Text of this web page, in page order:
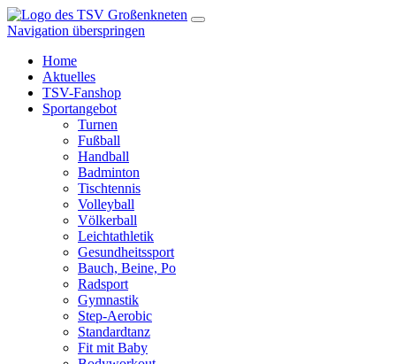
Navigation überspringen
Home
Aktuelles
TSV-Fanshop
Sportangebot
Turnen
Fußball
Handball
Badminton
Tischtennis
Volleyball
Völkerball
Leichtathletik
Gesundheitssport
Bauch, Beine, Po
Radsport
Gymnastik
Step-Aerobic
Standardtanz
Fit mit Baby